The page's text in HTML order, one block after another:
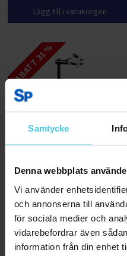
Samtycke
Denna webbplats
Vi använder
och annonserna till
för sociala medier och
vidarebefordrar även
information från din enhet
Lägg till i varukorgen
RABATT 31 %
ArmorDuty RS-01
Reparationsstativ för elcyklar
2999 kr4379 kr
Lägg till i varukorgen